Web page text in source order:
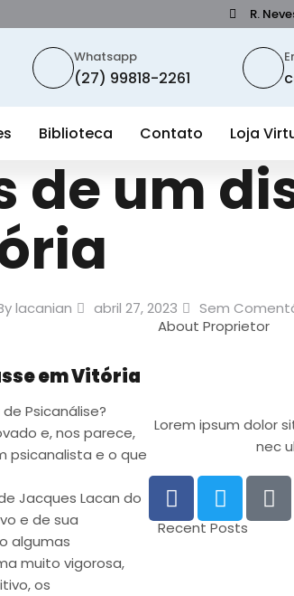
R.
Whatsapp
(27) 99818-2261
Biblioteca Contato Loja
de um
lacanian abril 27, 2023 Sem
em Vitória
Psicanálise?
e, nos parece,
psicanalista e o que
Jacques Lacan do
e de sua
algumas
muito vigorosa,
os
About Proprietor
Lorem ipsum dolor
nec
Recent Posts